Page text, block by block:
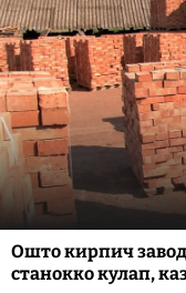
Ошто кирпич
станокко кулап,